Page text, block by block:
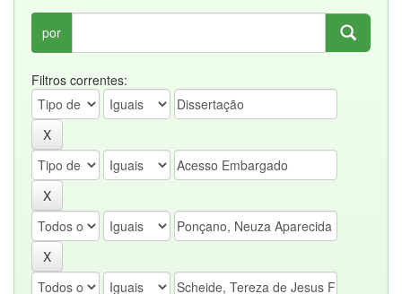
por
Filtros correntes: